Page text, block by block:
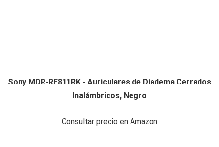
Sony MDR-RF811RK - Auriculares de Diadema Cerrados
Inalámbricos, Negro
Consultar precio en Amazon